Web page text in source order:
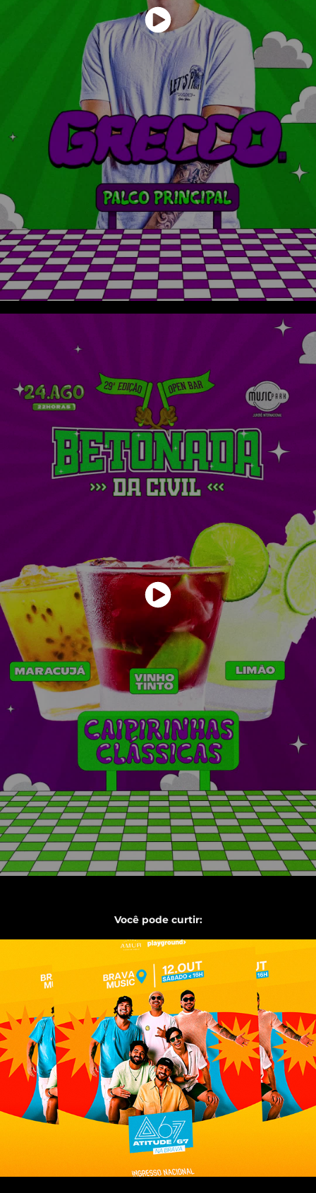
Você pode curtir:
Atitude 67 na Brava
2024